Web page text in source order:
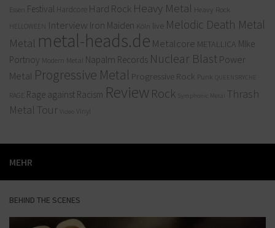
Essen Festival Hardcore Hard Rock Heavy Metal Heavy Rock
HELLOWEEN Interview Iron Maiden Köln live Melodic Death Metal
Metal metal-heads.de Metalcore METALLICA MIke
Portnoy Modern Metal Napalm Records Nuclear Blast Power
Metal Progressive Metal Progressive Rock Punk QUEENSRYCHE
RAGE Rage against Racism Review Rock Symphonic Metal
Thrash
Metal Tour Video Vinyl
MEHR
BEHIND THE SCENES